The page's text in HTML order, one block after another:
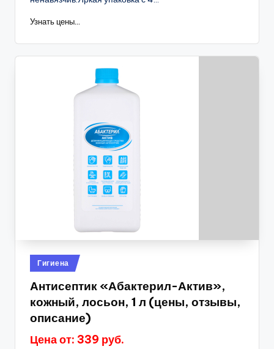
Узнать цены...
Опубликовано
в
Гигиена
Антисептик «Абактерил-Актив»,
кожный, лосьон, 1 л (цены, отзывы,
описание)
Цена от: 339 руб.